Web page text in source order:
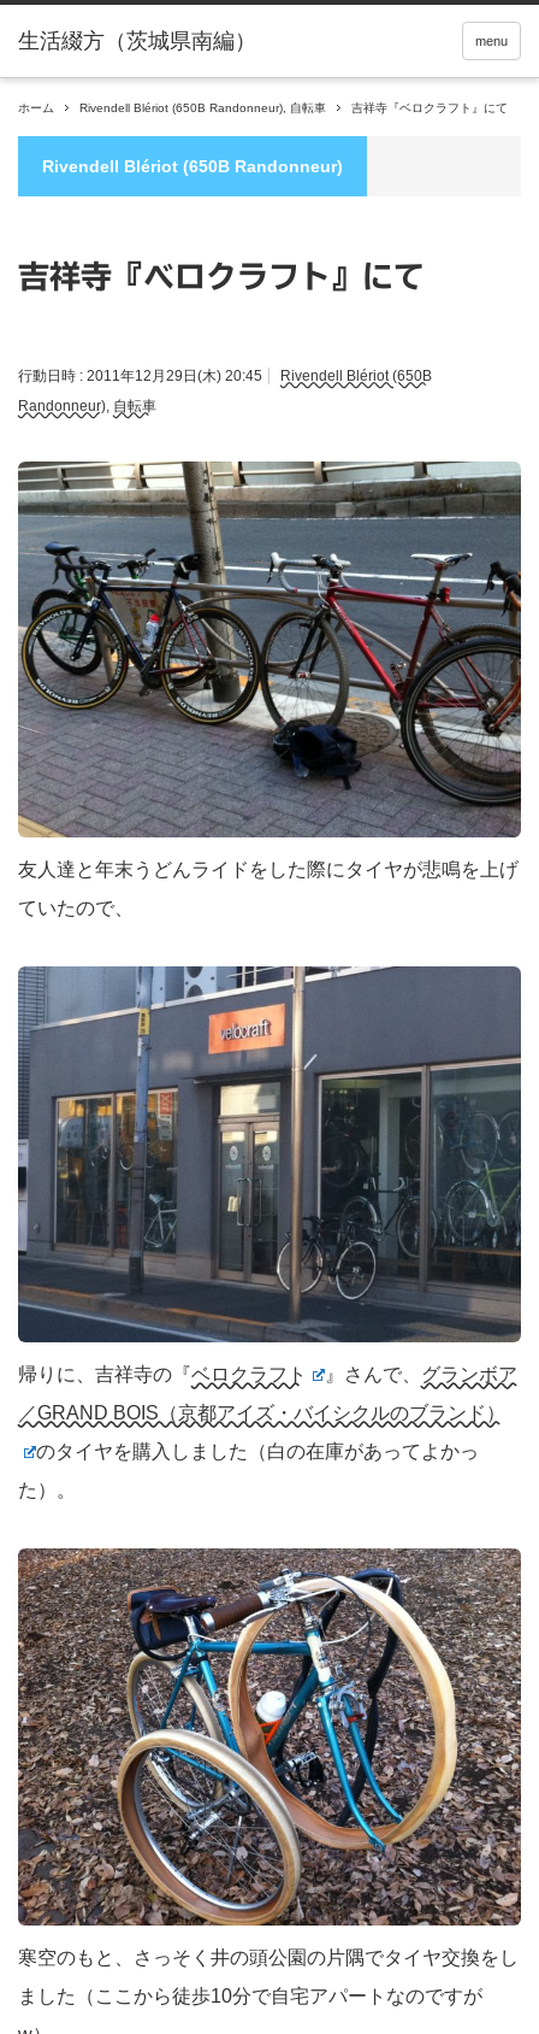
menu
ホーム Rivendell Blériot (650B Randonneur) 自転車 吉祥寺『ベロクラフト』にて
Rivendell Blériot (650B Randonneur)
吉祥寺『ベロクラフト』にて
行動日時 : 2011年12月29日(木) 20:45
Rivendell Blériot (650B
Randonneur), 自転車
友人達と年末うどんライドをした際にタイヤが悲鳴を上げ
ていたので、
帰りに、吉祥寺の『ベロクラフト 』さんで、 グランボア
／GRAND BOIS（京都アイズ・バイシクルのブランド）
のタイヤを購入しました（白の在庫があってよかっ
た）。
寒空のもと、さっそく井の頭公園の片隅でタイヤ交換をし
ました（ここから徒歩10分で自宅アパートなのですが